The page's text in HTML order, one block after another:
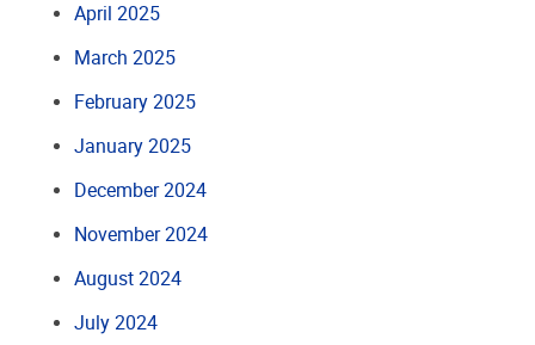
April 2025
March 2025
February 2025
January 2025
December 2024
November 2024
August 2024
July 2024